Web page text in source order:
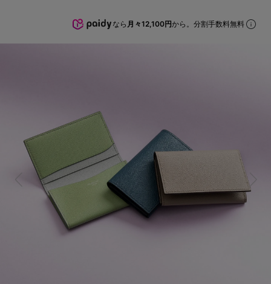
なら 月々12,100円から。分割手数料無料